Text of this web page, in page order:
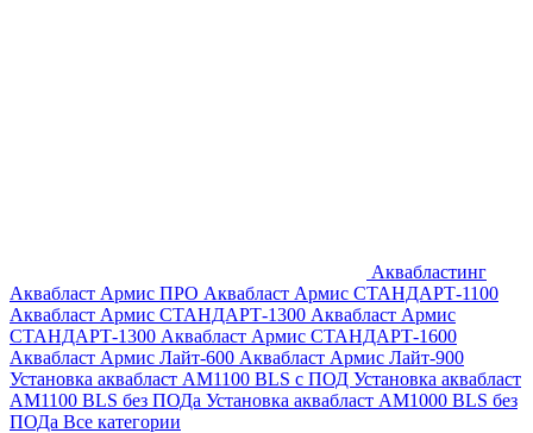
Аквабластинг
Аквабласт Армис ПРО Аквабласт Армис СТАНДАРТ-1100
Аквабласт Армис СТАНДАРТ-1300 Аквабласт Армис
СТАНДАРТ-1300 Аквабласт Армис СТАНДАРТ-1600
Аквабласт Армис Лайт-600 Аквабласт Армис Лайт-900
Установка аквабласт AM1100 BLS с ПОД Установка аквабласт
AM1100 BLS без ПОДа Установка аквабласт AM1000 BLS без
ПОДа Все категории